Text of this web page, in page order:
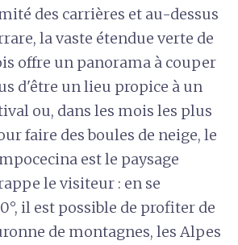
des carrières et au-dessus
la vaste étendue verte de
offre un panorama à couper
d'être un lieu propice à un
ou, dans les mois les plus
faire des boules de neige, le
est le paysage
le visiteur : en se
il est possible de profiter de
de montagnes, les Alpes